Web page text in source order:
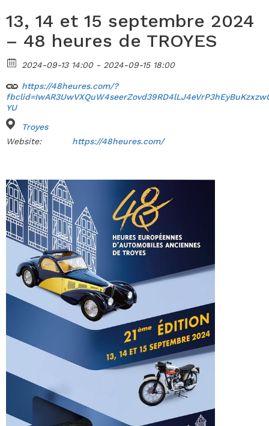
13, 14 et 15 septembre 2024
– 48 heures de TROYES
2024-09-13 14:00 - 2024-09-15 18:00
https://48heures.com/?
YU
Troyes
Website:
https://48heures.com/